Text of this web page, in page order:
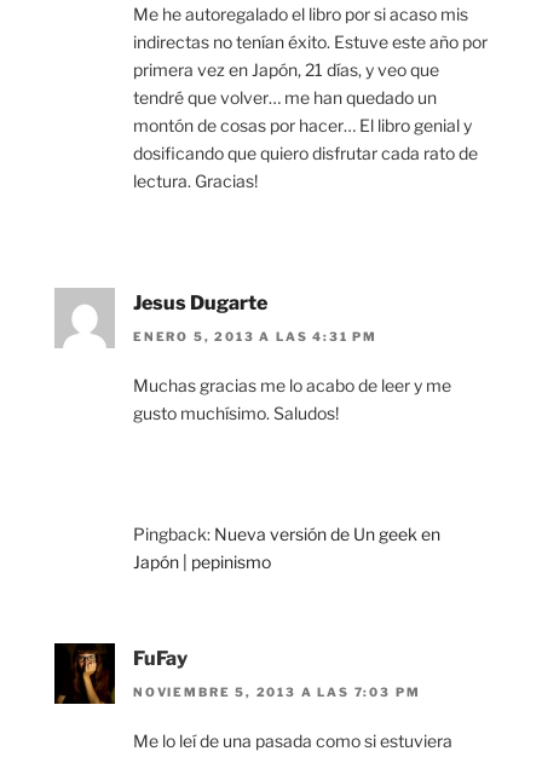
Me he autoregalado el libro por si acaso mis
indirectas no tenían éxito. Estuve este año por
primera vez en Japón, 21 días, y veo que
tendré que volver… me han quedado un
montón de cosas por hacer… El libro genial y
dosificando que quiero disfrutar cada rato de
lectura. Gracias!
Jesus Dugarte
ENERO 5, 2013 A LAS 4:31 PM
Muchas gracias me lo acabo de leer y me
gusto muchísimo. Saludos!
Pingback: Nueva versión de Un geek en
Japón | pepinismo
FuFay
NOVIEMBRE 5, 2013 A LAS 7:03 PM
Me lo leí de una pasada como si estuviera